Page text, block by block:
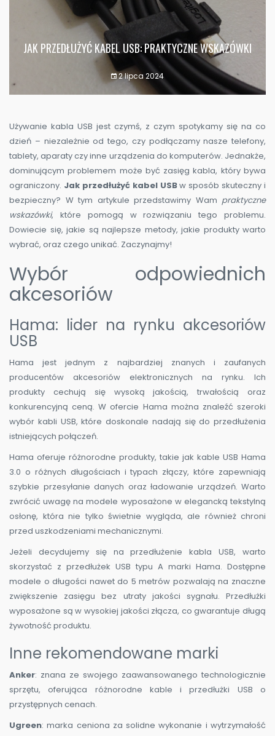
JAK PRZEDŁUŻYĆ KABEL USB: PRAKTYCZNE WSKAZÓWKI
2 lipca 2024
Używanie kabla USB jest czymś, z czym spotykamy się na co
dzień – niezależnie od tego, czy podłączamy nasze telefony,
tablety, aparaty czy inne urządzenia do komputerów. Jednakże,
dominującym problemem może być zasięg kabla, który bywa
ograniczony. Jak przedłużyć kabel USBw sposób skuteczny i
bezpieczny? W tym artykule przedstawimy Wam praktyczne
wskazówki, które pomogą w rozwiązaniu tego problemu.
Dowiecie się, jakie są najlepsze metody, jakie produkty warto
wybrać, oraz czego unikać. Zaczynajmy!
Wybór odpowiednich
akcesoriów
Hama: lider na rynku akcesoriów
USB
Hama jest jednym z najbardziej znanych i zaufanych
producentów akcesoriów elektronicznych na rynku. Ich
produkty cechują się wysoką jakością, trwałością oraz
konkurencyjną ceną. W ofercie Hama można znaleźć szeroki
wybór kabli USB, które doskonale nadają się do przedłużenia
istniejących połączeń.
Hama oferuje różnorodne produkty, takie jak kable USB Hama
3.0 o różnych długościach i typach złączy, które zapewniają
szybkie przesyłanie danych oraz ładowanie urządzeń. Warto
zwrócić uwagę na modele wyposażone w elegancką tekstylną
osłonę, która nie tylko świetnie wygląda, ale również chroni
przed uszkodzeniami mechanicznymi.
Jeżeli decydujemy się na przedłużenie kabla USB, warto
skorzystać z przedłużek USB typu A marki Hama. Dostępne
modele o długości nawet do 5 metrów pozwalają na znaczne
zwiększenie zasięgu bez utraty jakości sygnału. Przedłużki
wyposażone są w wysokiej jakości złącza, co gwarantuje długą
żywotność produktu.
Inne rekomendowane marki
Anker: znana ze swojego zaawansowanego technologicznie
sprzętu, oferująca różnorodne kable i przedłużki USB o
przystępnych cenach.
Ugreen: marka ceniona za solidne wykonanie i wytrzymałość